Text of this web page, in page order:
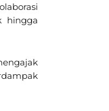
hingga